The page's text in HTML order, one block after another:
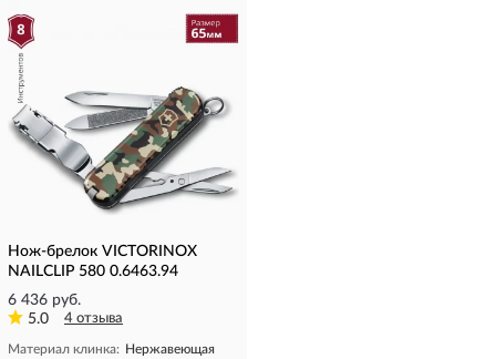
Нож-брелок VICTORINOX
NAILCLIP 580 0.6463.94
6 436 руб.
5.0
4 отзыва
Материал клинка: Нержавеющая